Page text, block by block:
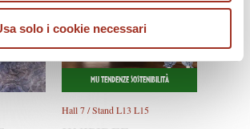
solo i cookie necessari
MU TENDENZE SOSTENIBILITÀ
Hall 7 / Stand L13 L15